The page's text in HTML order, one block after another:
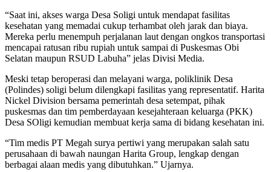
“Saat ini, akses warga Desa Soligi untuk mendapat fasilitas
kesehatan yang memadai cukup terhambat oleh jarak dan biaya.
Mereka perlu menempuh perjalanan laut dengan ongkos transportasi
mencapai ratusan ribu rupiah untuk sampai di Puskesmas Obi
Selatan maupun RSUD Labuha” jelas Divisi Media.
Meski tetap beroperasi dan melayani warga, poliklinik Desa
(Polindes) soligi belum dilengkapi fasilitas yang representatif. Harita
Nickel Division bersama pemerintah desa setempat, pihak
puskesmas dan tim pemberdayaan kesejahteraan keluarga (PKK)
Desa SOligi kemudian membuat kerja sama di bidang kesehatan ini.
“Tim medis PT Megah surya pertiwi yang merupakan salah satu
perusahaan di bawah naungan Harita Group, lengkap dengan
berbagai alaan medis yang dibutuhkan.” Ujarnya.